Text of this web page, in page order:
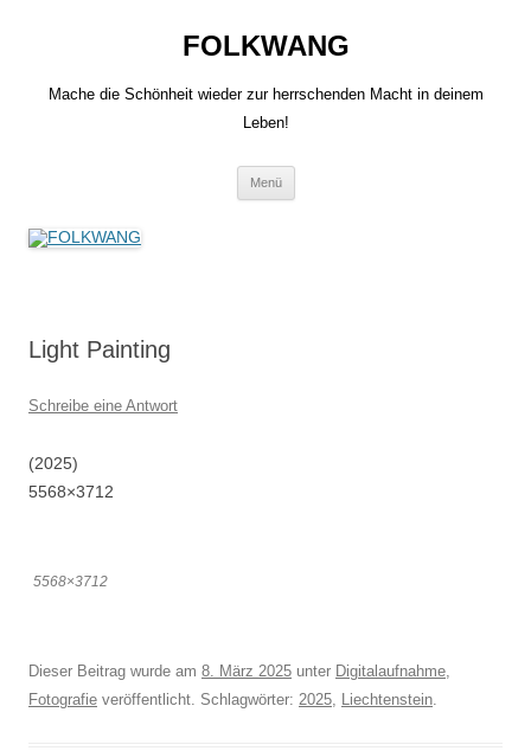
FOLKWANG
Mache die Schönheit wieder zur herrschenden Macht in deinem
Leben!
Menü
Light Painting
Schreibe eine Antwort
(2025)
5568×3712
5568×3712
Dieser Beitrag wurde am 8. März 2025 unter Digitalaufnahme,
Fotografie veröffentlicht. Schlagwörter: 2025, Liechtenstein.